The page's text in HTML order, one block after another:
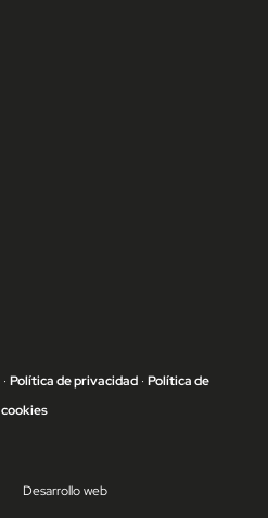
·Política de privacidad ·Política de
cookies
Desarrollo web